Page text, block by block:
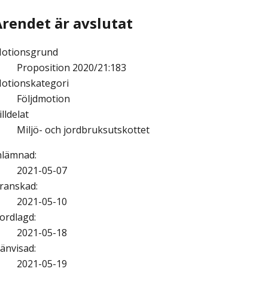
är avslutat
Proposition 2020/21:183
Följdmotion
Miljö- och jordbruksutskottet
:
2021-05-07
:
2021-05-10
:
2021-05-18
:
2021-05-19